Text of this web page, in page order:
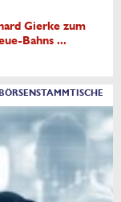
Gierke zum
Bahns ...
BÖRSENSTAMMTISCHE